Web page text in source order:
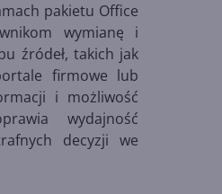
pakietu Office
wymianę i
źródeł, takich jak
firmowe lub
i możliwość
wydajność
decyzji we